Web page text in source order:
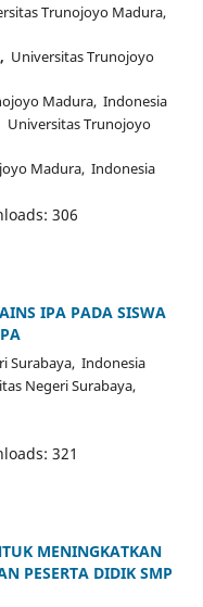
Trunojoyo Madura,
Universitas Trunojoyo
Madura, Indonesia
Universitas Trunojoyo
Madura, Indonesia
306
IPA PADA SISWA
Surabaya, Indonesia
Negeri Surabaya,
321
MENINGKATKAN
PESERTA DIDIK SMP